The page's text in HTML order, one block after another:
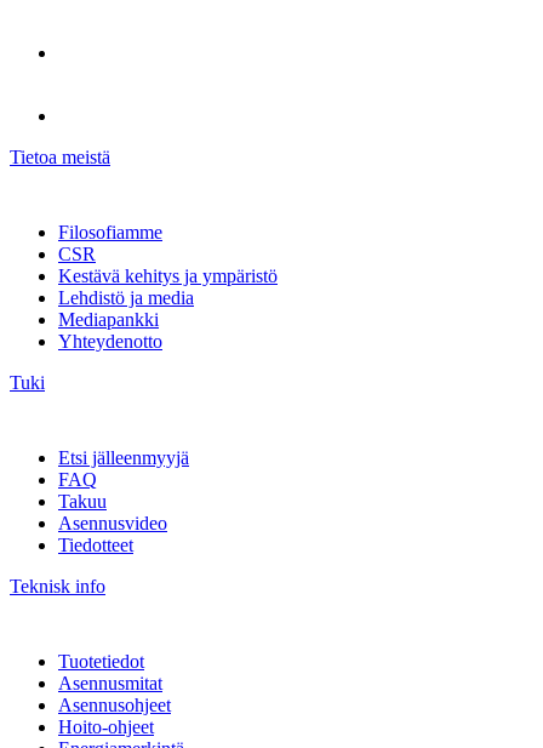
Tietoa meistä
Filosofiamme
CSR
Kestävä kehitys ja ympäristö
Lehdistö ja media
Mediapankki
Yhteydenotto
Tuki
Etsi jälleenmyyjä
FAQ
Takuu
Asennusvideo
Tiedotteet
Teknisk info
Tuotetiedot
Asennusmitat
Asennusohjeet
Hoito-ohjeet